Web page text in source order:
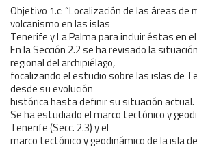
Objetivo 1.c: “Localización de las áreas de
volcanismo en las islas
Tenerife y La Palma para incluir éstas en
En la Sección 2.2 se ha revisado la
regional del archipiélago,
focalizando el estudio sobre las islas de
desde su evolución
histórica hasta definir su situación actual.
Se ha estudiado el marco tectónico y
Tenerife (Secc. 2.3) y el
marco tectónico y geodinámico de la isla